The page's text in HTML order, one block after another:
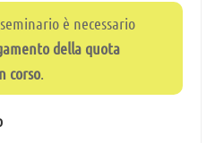
è necessario
della quota
corso.